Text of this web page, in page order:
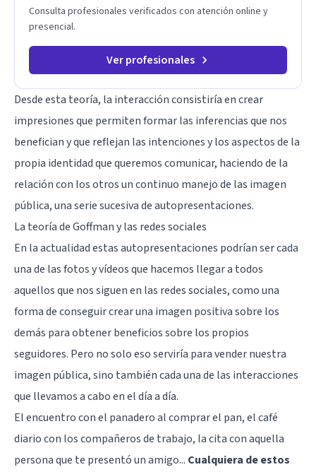
Consulta profesionales verificados con atención online y
presencial.
Ver profesionales
Desde esta teoría, la interacción consistiría en crear
impresiones que permiten formar las inferencias que nos
benefician y que reflejan las intenciones y los aspectos de la
propia identidad que queremos comunicar, haciendo de la
relación con los otros un continuo manejo de las imagen
pública, una serie sucesiva de autopresentaciones.
La teoría de Goffman y las redes sociales
En la actualidad estas autopresentaciones podrían ser cada
una de las fotos y vídeos que hacemos llegar a todos
aquellos que nos siguen en las redes sociales, como una
forma de conseguir crear una imagen positiva sobre los
demás para obtener beneficios sobre los propios
seguidores. Pero no solo eso serviría para vender nuestra
imagen pública, sino también cada una de las interacciones
que llevamos a cabo en el día a día.
El encuentro con el panadero al comprar el pan, el café
diario con los compañeros de trabajo, la cita con aquella
persona que te presentó un amigo... Cualquiera de estos